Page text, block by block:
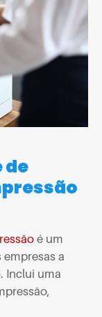
de
é um
a
Inclui uma